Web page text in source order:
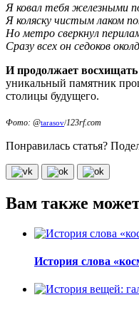
Я ковал тебя железными
Я коляску чистым лаком
Но метро сверкнул
Сразу всех он седоков
И продолжает восхищать
уникальный памятник
столицы будущего.
Фото: @tarasov/123rf.com
Понравилась статья?
Вам также
История слова